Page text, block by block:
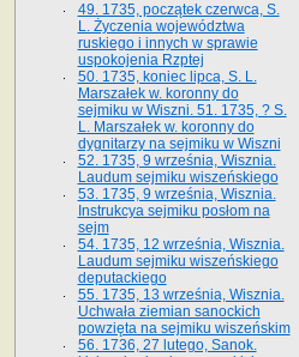
49. 1735, początek czerwca, S.
L. Życzenia województwa
ruskiego i innych w sprawie
uspokojenia Rzptej
50. 1735, koniec lipca, S. L.
Marszałek w. koronny do
sejmiku w Wiszni. 51. 1735, ? S.
L. Marszałek w. koronny do
dygnitarzy na sejmiku w Wiszni
52. 1735, 9 września, Wisznia.
Laudum sejmiku wiszeńskiego
53. 1735, 9 września, Wisznia.
Instrukcya sejmiku posłom na
sejm
54. 1735, 12 września, Wisznia.
Laudum sejmiku wiszeńskiego
deputackiego
55. 1735, 13 września, Wisznia.
Uchwała ziemian sanockich
powzięta na sejmiku wiszeńskim
56. 1736, 27 lutego, Sanok.